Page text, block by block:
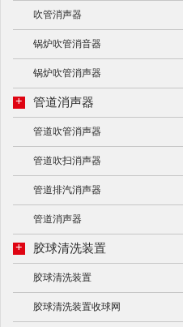
吹管消声器
锅炉吹管消音器
锅炉吹管消声器
+ 管道消声器
管道吹管消声器
管道吹扫消声器
管道排汽消声器
管道消声器
+ 胶球清洗装置
胶球清洗装置
胶球清洗装置收球网